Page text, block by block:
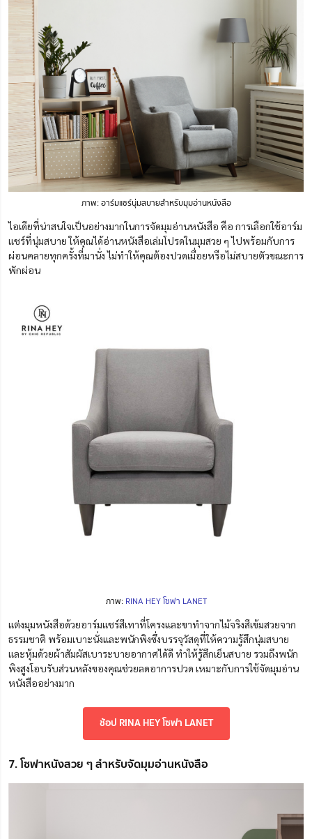
ภาพ: อาร์มแชร์นุ่มสบายสำหรับมุมอ่านหนังสือ
ไอเดียที่น่าสนใจเป็นอย่างมากในการจัดมุมอ่านหนังสือ คือ การเลือกใช้อาร์ม
แชร์ที่นุ่มสบาย ให้คุณได้อ่านหนังสือเล่มโปรดในมุมสวย ๆ ไปพร้อมกับการ
ผ่อนคลายทุกครั้งที่มานั่ง ไม่ทำให้คุณต้องปวดเมื่อยหรือไม่สบายตัวขณะการ
พักผ่อน
ภาพ: RINA HEY โซฟา LANET
แต่งมุมหนังสือด้วยอาร์มแชร์สีเทาที่โครงและขาทำจากไม้จริงสีเข้มสวยจาก
ธรรมชาติ พร้อมเบาะนั่งและพนักพิงซึ่งบรรจุวัสดุที่ให้ความรู้สึกนุ่มสบาย
และหุ้มด้วยผ้าสัมผัสเบาระบายอากาศได้ดี ทำให้รู้สึกเย็นสบาย รวมถึงพนัก
พิงสูงโอบรับส่วนหลังของคุณช่วยลดอาการปวด เหมาะกับการใช้จัดมุมอ่าน
หนังสืออย่างมาก
ช้อป RINA HEY โซฟา LANET
7. โซฟาหนังสวย ๆ สำหรับจัดมุมอ่านหนังสือ